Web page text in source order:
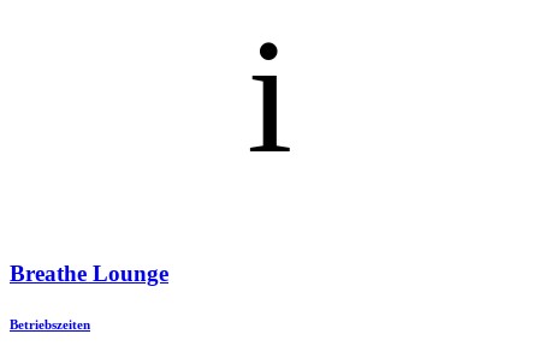
i
Breathe Lounge
Betriebszeiten